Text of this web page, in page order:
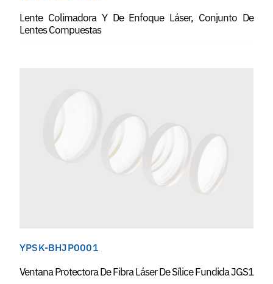
Lente Colimadora Y De Enfoque Láser, Conjunto De
Lentes Compuestas
YPSK-BHJP0001
Ventana Protectora De Fibra Láser De Sílice Fundida JGS1